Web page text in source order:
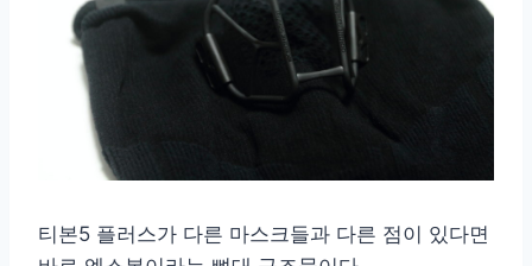
티본5 플러스가 다른 마스크들과 다른 점이 있다면